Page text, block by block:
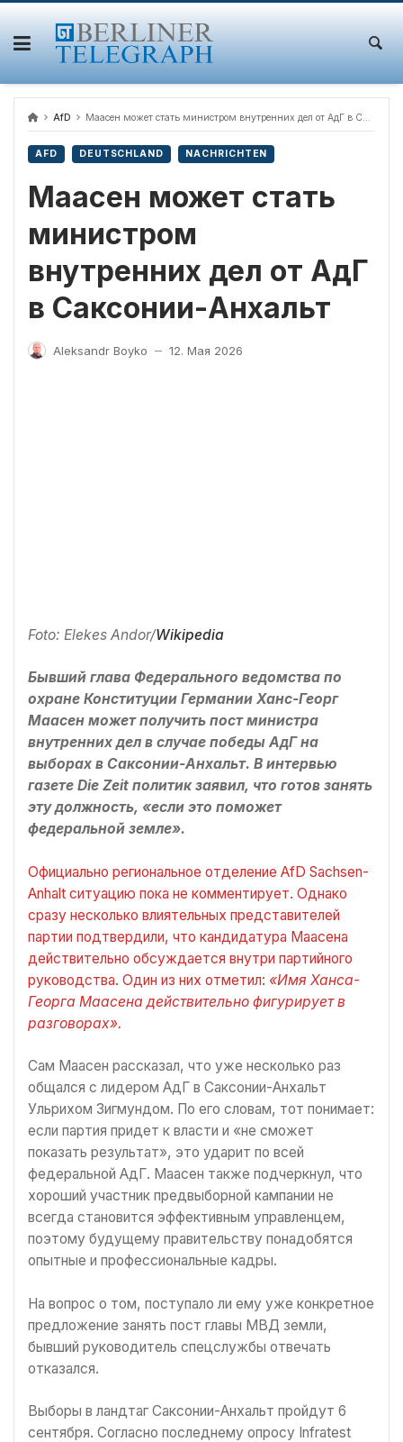
Skip
content
AfD Маасен может стать министром внутренних дел от АдГ в Саксонии-Анхальт
AFD DEUTSCHLAND NACHRICHTEN
Маасен может стать
министром
внутренних дел от АдГ
в Саксонии-Анхальт
Aleksandr Boyko — 12. Мая 2026
Foto: Elekes Andor/Wikipedia
Бывший глава Федерального ведомства по
охране Конституции Германии Ханс-Георг
Маасен может получить пост министра
внутренних дел в случае победы АдГ на
выборах в Саксонии-Анхальт. В интервью
газете Die Zeit политик заявил, что готов занять
эту должность, «если это поможет
федеральной земле».
Официально региональное отделение AfD Sachsen-
Anhalt ситуацию пока не комментирует. Однако
сразу несколько влиятельных представителей
партии подтвердили, что кандидатура Маасена
действительно обсуждается внутри партийного
руководства. Один из них отметил: «Имя Ханса-
Георга Маасена действительно фигурирует в
разговорах».
Сам Маасен рассказал, что уже несколько раз
общался с лидером АдГ в Саксонии-Анхальт
Ульрихом Зигмундом. По его словам, тот понимает:
если партия придет к власти и «не сможет
показать результат», это ударит по всей
федеральной АдГ. Маасен также подчеркнул, что
хороший участник предвыборной кампании не
всегда становится эффективным управленцем,
поэтому будущему правительству понадобятся
опытные и профессиональные кадры.
На вопрос о том, поступало ли ему уже конкретное
предложение занять пост главы МВД земли,
бывший руководитель спецслужбы отвечать
отказался.
Выборы в ландтаг Саксонии-Анхальт пройдут 6
сентября. Согласно последнему опросу Infratest